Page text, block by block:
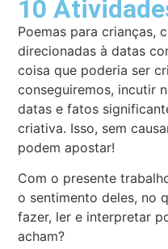
10
Poemas para crianças,
direcionadas à datas
coisa que poderia ser
conseguiremos, incutir
datas e fatos
criativa. Isso, sem
podem apostar!
Com o presente
o sentimento deles, no
fazer, ler e interpretar
acham?